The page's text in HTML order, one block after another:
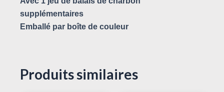
supplémentaires
Emballé par boîte de couleur
Produits similaires